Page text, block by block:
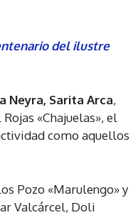
del ilustre
Neyra, Sarita Arca,
«Chajuelas», el
como aquellos
Pozo «Marulengo» y
Valcárcel, Doli